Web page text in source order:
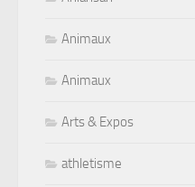
Animaux
Animaux
Arts & Expos
athletisme